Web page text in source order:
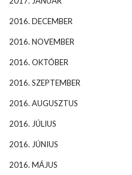
2016. DECEMBER
2016. NOVEMBER
2016. OKTÓBER
2016. SZEPTEMBER
2016. AUGUSZTUS
2016. JÚLIUS
2016. JÚNIUS
2016. MÁJUS